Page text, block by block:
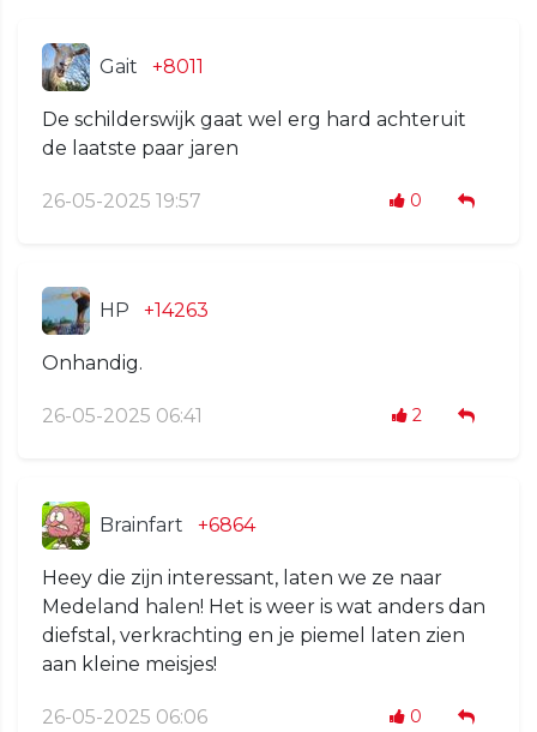
Gait +8011
De schilderswijk gaat wel erg hard achteruit
de laatste paar jaren
26-05-2025 19:57 0
HP +14263
Onhandig.
26-05-2025 06:41 2
Brainfart +6864
Heey die zijn interessant, laten we ze naar
Medeland halen! Het is weer is wat anders dan
diefstal, verkrachting en je piemel laten zien
aan kleine meisjes!
26-05-2025 06:06 0